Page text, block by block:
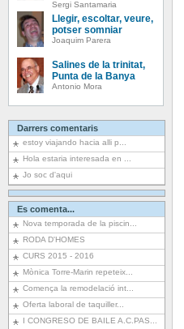
Sergi Santamaria
Llegir, escoltar, veure,
potser somniar
Joaquim Parera
Salines de la trinitat,
Punta de la Banya
Antonio Mora
Darrers comentaris
estoy viajando hacia alli p...
Hola estaria interesada en ...
Jo soc d'aqui
Es comenta...
Nova temporada de la piscin...
RODA D'HOMES
CURS 2015 - 2016
Mònica Torre-Marin repeteix...
Comença la remodelació int...
Oferta laboral de taquiller...
I CONGRESO DE BAILE A.C.PAS...